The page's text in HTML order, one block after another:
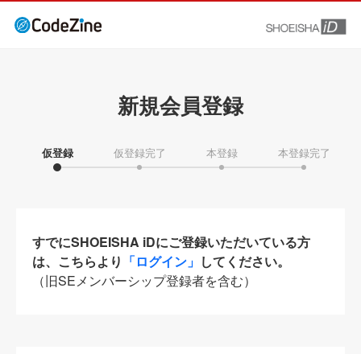
新規会員登録
仮登録 仮登録完了 本登録 本登録完了
すでにSHOEISHA iDにご登録いただいている方
は、こちらより 「ログイン」 してください。
（旧SEメンバーシップ登録者を含む）